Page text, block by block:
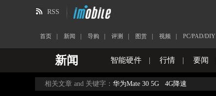
RSS
首页 新闻 导购 评测 图赏 视频 PC/PAD/DIY
新闻 智能硬件 | 行情 | 要闻
相关文章 and 关键字： 华为Mate 30 5G 4G降速